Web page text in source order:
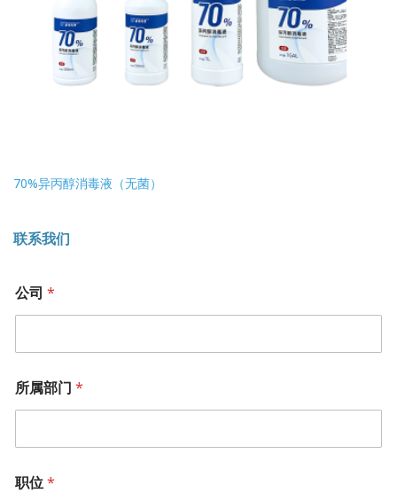
70%异丙醇消毒液（无菌）
联系我们
职
位
证
码
公
公司 *
所属部门 *
职位*